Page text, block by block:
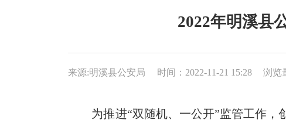
2022年明溪县
来源:明溪县公安局 时间：2022-11-21 15:28 浏览
为推进“双随机、一公开”监管工作，